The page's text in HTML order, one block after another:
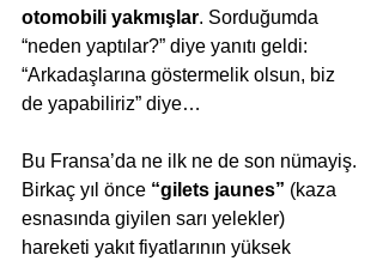
otomobili yakmışlar. Sorduğumda
“neden yaptılar?” diye yanıtı geldi:
“Arkadaşlarına göstermelik olsun, biz
de yapabiliriz” diye…
Bu Fransa’da ne ilk ne de son nümayiş.
Birkaç yıl önce “gilets jaunes” (kaza
esnasında giyilen sarı yelekler)
hareketi yakıt fiyatlarının yüksek